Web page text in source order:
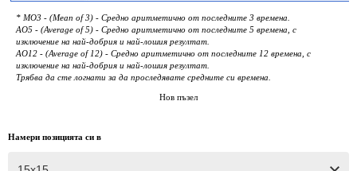
* MO3 - (Mean of 3) - Средно аритметично от последните 3 времена.
AO5 - (Average of 5) - Средно аритметично от последните 5 времена, с
изключение на най-добрия и най-лошия резултат.
AO12 - (Average of 12) - Средно аритметично от последните 12 времена, с
изключение на най-добрия и най-лошия резултат.
Трябва да сте логнати за да проследявате средните си времена.
Нов пъзел
Намери позицията си в